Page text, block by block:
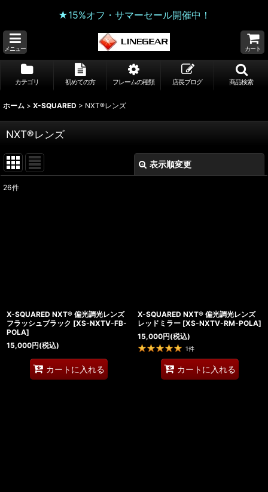
★15%オフ・サマーセール開催中！
メニュー カート
カテゴリ 初めての方 フレームの種類 店長ブログ 商品検索
ホーム > X-SQUARED > NXT®レンズ
NXT®レンズ
表示順変更
26件
X-SQUARED NXT® 偏光調光レンズ
フラッシュブラック [XS-NXTV-FB-
POLA]
15,000円(税込)
カートに入れる
X-SQUARED NXT® 偏光調光レンズ
レッドミラー [XS-NXTV-RM-POLA]
15,000円(税込)
1件
カートに入れる